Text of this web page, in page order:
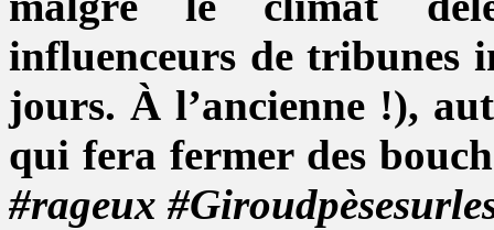
influenceurs de tribunes
jours. À l’ancienne !),
qui fera fermer des
#rageux